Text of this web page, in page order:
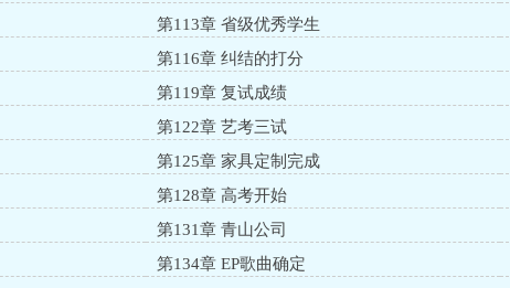
第113章 省级优秀学生
第116章 纠结的打分
第119章 复试成绩
第122章 艺考三试
第125章 家具定制完成
第128章 高考开始
第131章 青山公司
第134章 EP歌曲确定